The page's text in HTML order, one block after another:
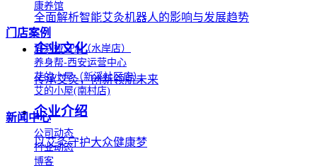
全面解析智能艾灸机器人的影响与发展趋势
企业文化
传承艾灸，创新领航未来
企业介绍
以艾灸守护大众健康梦
康养馆
门店案例
玛莉娅SPA（水岸店）
养身帮-西安运营中心
艾的小屋（新溪社区店）
艾的小屋(南村店)
新闻中心
公司动态
行业动态
博客